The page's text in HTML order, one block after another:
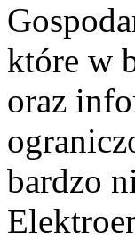
które w
oraz
bardzo